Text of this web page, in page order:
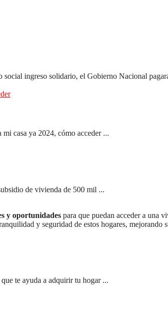
ingreso solidario, el Gobierno Nacional
casa ya 2024, cómo acceder ...
de vivienda de 500 mil ...
y oportunidades para que puedan acceder a una
y seguridad de estos hogares, mejorando
te ayuda a adquirir tu hogar ...